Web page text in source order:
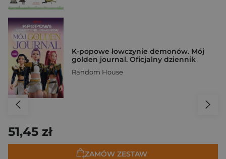
K-popowe łowczynie demonów. Mój
golden journal. Oficjalny dziennik
Random House
51,45 zł
ZAMÓW ZESTAW